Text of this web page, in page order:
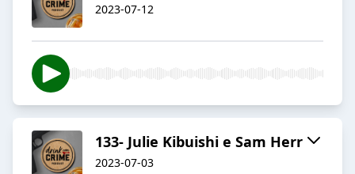
2023-07-12
133- Julie Kibuishi e Sam Herr
2023-07-03